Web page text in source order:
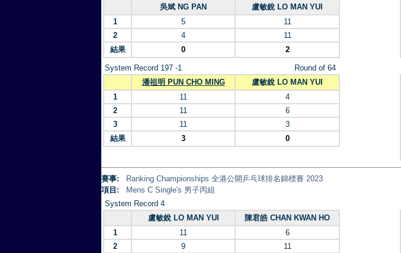
吳斌 NG PAN
盧敏銳 LO MAN YUI
1
5
11
2
4
11
結果
0 2
System Record 197 -1
Round of 64
潘祖明 PUN CHO MING
盧敏銳 LO MAN YUI
1
11
4
2
11
6
3
11
3
結果
3 0
賽事:
Ranking Championships 全港公開乒乓球排名錦標賽 2023
項目:
Mens C Single's 男子丙組
System Record 4
盧敏銳 LO MAN YUI
陳君皓 CHAN KWAN HO
1
11
6
2
9
11